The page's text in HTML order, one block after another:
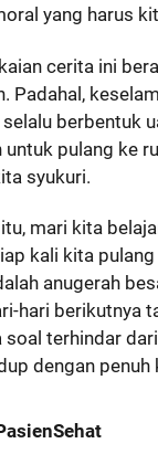
yang harus
cerita ini
Padahal,
berbentuk
pulang ke
syukuri.
mari kita
kali kita
anugerah
hari berikutnya
soal terhindar
dengan